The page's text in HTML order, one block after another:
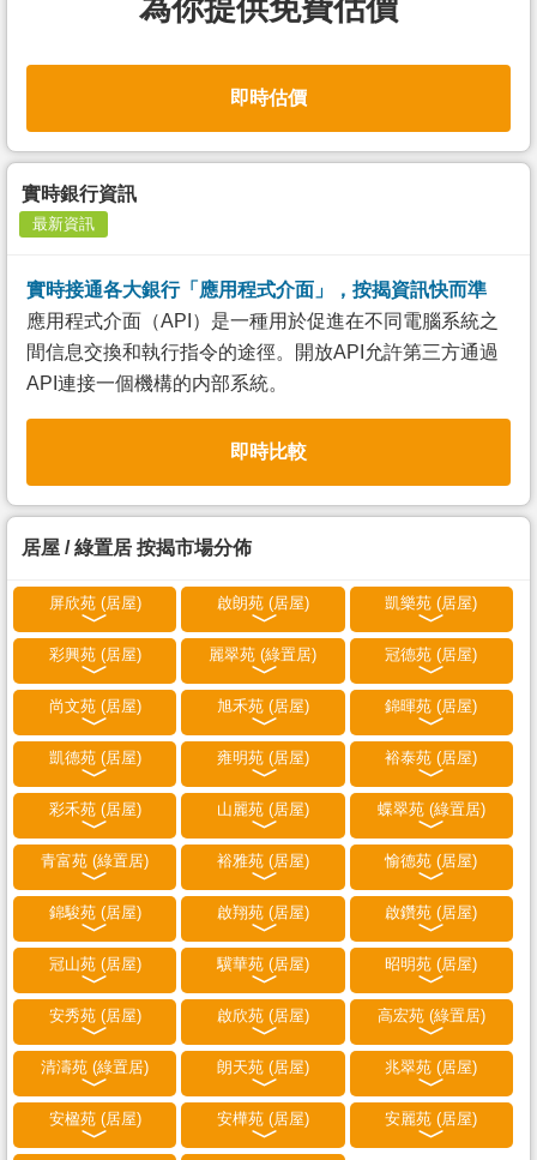
為你提供免費估價
即時估價
實時銀行資訊
最新資訊
實時接通各大銀行「應用程式介面」，按揭資訊快而準
應用程式介面（API）是一種用於促進在不同電腦系統之
間信息交換和執行指令的途徑。開放API允許第三方通過
API連接一個機構的内部系統。
即時比較
居屋 / 綠置居 按揭市場分佈
屏欣苑 (居屋) 啟朗苑 (居屋) 凱樂苑 (居屋)
彩興苑 (居屋) 麗翠苑 (綠置居) 冠德苑 (居屋)
尚文苑 (居屋) 旭禾苑 (居屋) 錦暉苑 (居屋)
凱德苑 (居屋) 雍明苑 (居屋) 裕泰苑 (居屋)
彩禾苑 (居屋) 山麗苑 (居屋) 蝶翠苑 (綠置居)
青富苑 (綠置居) 裕雅苑 (居屋) 愉德苑 (居屋)
錦駿苑 (居屋) 啟翔苑 (居屋) 啟鑽苑 (居屋)
冠山苑 (居屋) 驥華苑 (居屋) 昭明苑 (居屋)
安秀苑 (居屋) 啟欣苑 (居屋) 高宏苑 (綠置居)
清濤苑 (綠置居) 朗天苑 (居屋) 兆翠苑 (居屋)
安楹苑 (居屋) 安樺苑 (居屋) 安麗苑 (居屋)